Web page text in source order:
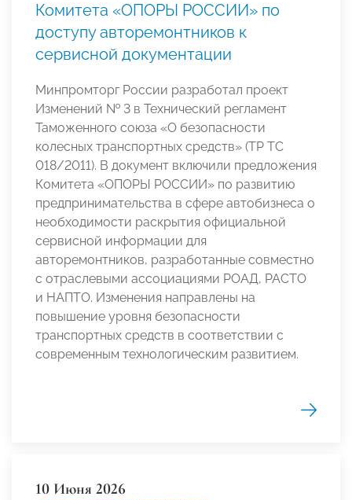
Комитета «ОПОРЫ РОССИИ» по
доступу авторемонтников к
сервисной документации
Минпромторг России разработал проект
Изменений № 3 в Технический регламент
Таможенного союза «О безопасности
колесных транспортных средств» (ТР ТС
018/2011). В документ включили предложения
Комитета «ОПОРЫ РОССИИ» по развитию
предпринимательства в сфере автобизнеса о
необходимости раскрытия официальной
сервисной информации для
авторемонтников, разработанные совместно
с отраслевыми ассоциациями РОАД, РАСТО
и НАПТО. Изменения направлены на
повышение уровня безопасности
транспортных средств в соответствии с
современным технологическим развитием.
10 Июня 2026